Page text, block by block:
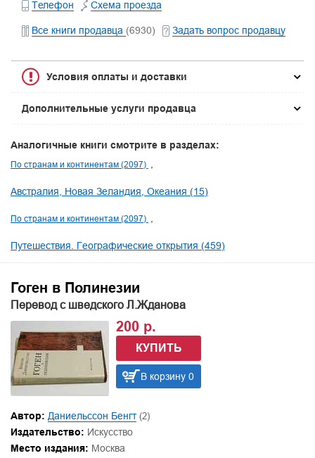
Телефон Схема проезда
Все книги продавца (6930) Задать вопрос продавцу
Условия оплаты и доставки
Дополнительные услуги продавца
Аналогичные книги смотрите в разделах:
По странам и континентам (2097)
Австралия, Новая Зеландия, Океания (15)
По странам и континентам (2097)
Путешествия. Географические открытия (459)
Гоген в Полинезии
Перевод с шведского Л.Жданова
200 р.
КУПИТЬ
В корзину 0
Автор: Даниельссон Бенгт (2)
Издательство: Искусство
Место издания: Москва